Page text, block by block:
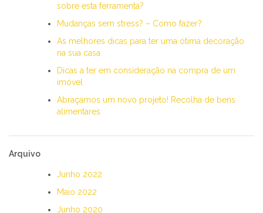
sobre esta ferramenta?
Mudanças sem stress? – Como fazer?
As melhores dicas para ter uma ótima decoração
na sua casa
Dicas a ter em consideração na compra de um
imóvel
Abraçamos um novo projeto! Recolha de bens
alimentares
Arquivo
Junho 2022
Maio 2022
Junho 2020